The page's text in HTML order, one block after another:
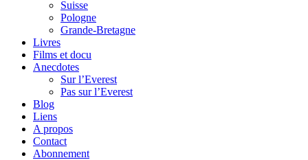
Suisse
Pologne
Grande-Bretagne
Livres
Films et docu
Anecdotes
Sur l’Everest
Pas sur l’Everest
Blog
Liens
A propos
Contact
Abonnement